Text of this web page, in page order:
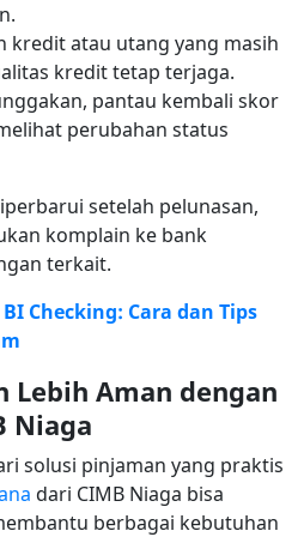
kredit atau utang yang masih
kredit tetap terjaga.
pantau kembali skor
perubahan status
setelah pelunasan,
komplain ke bank
terkait.
Checking: Cara dan Tips
Lebih Aman dengan
Niaga
solusi pinjaman yang praktis
dari CIMB Niaga bisa
berbagai kebutuhan